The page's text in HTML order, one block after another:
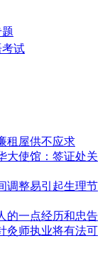
试
租屋供不应求
大使馆：签证处关
调整易引起生理节
的一点经历和忠告
灸师执业将有法可